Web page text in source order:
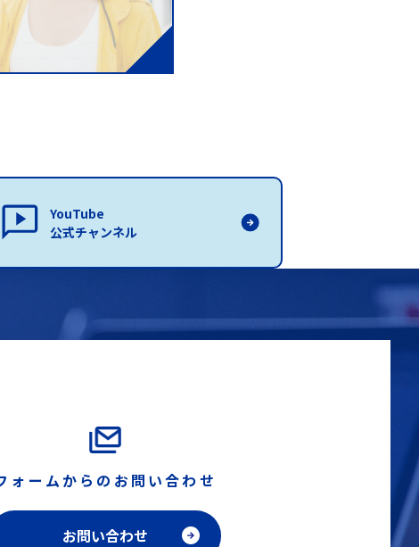
YouTube
公式チャンネル
ォームからのお問い合わせ
お問い合わせ